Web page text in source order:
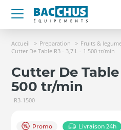
Accueil Preparation Fruits &
Cutter De Table R3 - 3,7 L - 1 500 tr/min
Cutter De Table
500 tr/min
R3-1500
Promo Livraison 24h